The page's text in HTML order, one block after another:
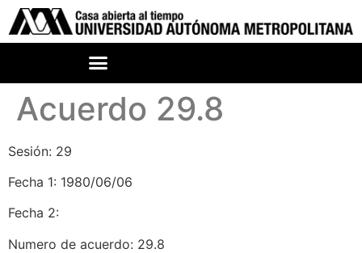
Acuerdo 29.8
Sesión: 29
Fecha 1: 1980/06/06
Fecha 2:
Numero de acuerdo: 29.8